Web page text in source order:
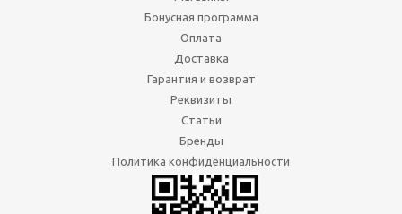
Бонусная программа
Оплата
Доставка
Гарантия и возврат
Реквизиты
Статьи
Бренды
Политика конфиденциальности